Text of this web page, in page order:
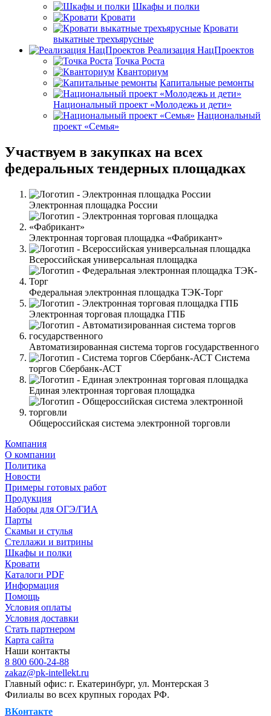
Шкафы и полки
Кровати
Кровати
выкатные трехъярусные
Реализация НацПроектов
Точка Роста
Кванториум
Капитальные ремонты
Национальный проект «Молодежь и дети»
Национальный
проект «Семья»
Участвуем в закупках на всех
федеральных тендерных площадках
Электронная площадка России
Электронная торговая площадка «Фабрикант»
Всероссийская универсальная площадка
Федеральная электронная площадка ТЭК-Торг
Электронная торговая площадка ГПБ
Автоматизированная система торгов государственного
Система
торгов Сбербанк-АСТ
Единая электронная торговая площадка
Общероссийская система электронной торговли
Компания
О компании
Политика
Новости
Примеры готовых работ
Продукция
Наборы для ОГЭ/ГИА
Парты
Скамьи и стулья
Стеллажи и витрины
Шкафы и полки
Кровати
Каталоги PDF
Информация
Помощь
Условия оплаты
Условия доставки
Стать партнером
Карта сайта
Наши контакты
8 800 600-24-88
zakaz@pk-intellekt.ru
Главный офис: г. Екатеринбург, ул. Монтерская 3
Филиалы во всех крупных городах РФ.
ВКонтакте